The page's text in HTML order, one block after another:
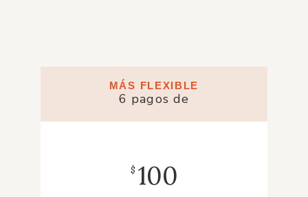
MÁS FLEXIBLE
6 pagos de
$ 100